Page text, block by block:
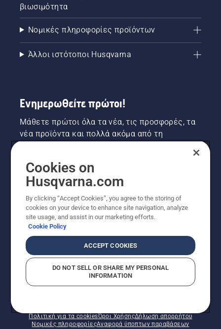
βιωσιμότητα
Νομικές πληροφορίες προϊόντων
Άλλοι ιστότοποι Husqvarna
Ενημερωθείτε πρώτοι!
Μάθετε πρώτοι όλα τα νέα, τις προσφορές, τα
νέα προϊόντα και πολλά ακόμα από τη
ΕΓΓΡΑΦΉ ΣΤΟ ΕΝΗΜΕΡΩΤΙΚΌ ΔΕΛΤΊΟ
© Husqvarna AB (δημοσ.) Με την επιφύλαξη παντός
Πολιτική για τα cookiesΌροι ΧρήσηςΔήλωση απορρήτου
Νομικές πληροφορίεςΑναφορά ύποπτων παραβάσεων
Cookies on
Husqvarna.com
By clicking “Accept Cookies”, you agree to the storing of
cookies on your device to enhance site navigation, analyze
site usage, and assist in our marketing efforts.
Cookie Policy
ACCEPT COOKIES
DO NOT SELL OR SHARE MY PERSONAL
INFORMATION